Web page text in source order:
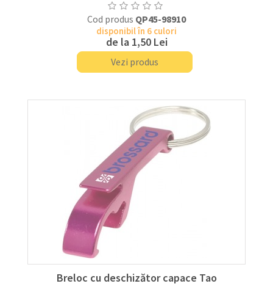
Cod produs QP45-98910
disponibil în 6 culori
de la 1,50 Lei
Vezi produs
Breloc cu deschizător capace Tao